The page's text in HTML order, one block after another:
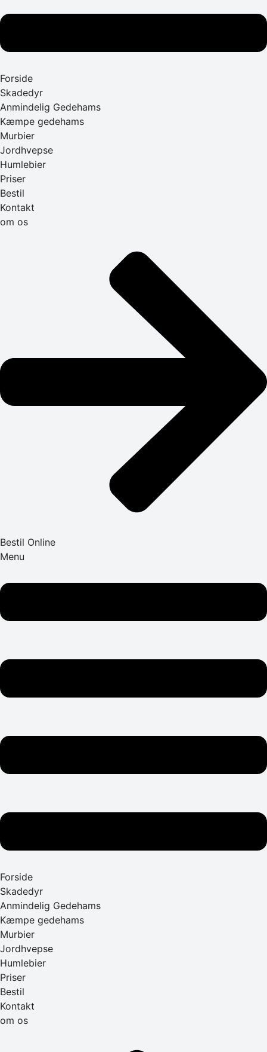
Forside
Skadedyr
Anmindelig Gedehams
Kæmpe gedehams
Murbier
Jordhvepse
Humlebier
Priser
Bestil
Kontakt
om os
Bestil Online
Menu
Forside
Skadedyr
Anmindelig Gedehams
Kæmpe gedehams
Murbier
Jordhvepse
Humlebier
Priser
Bestil
Kontakt
om os